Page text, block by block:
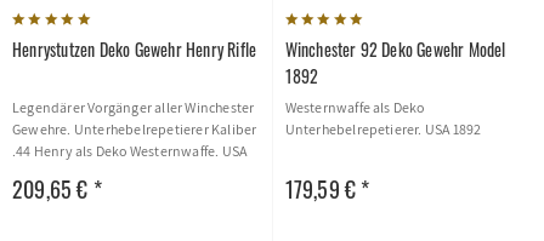
Henrystutzen Deko Gewehr Henry Rifle
Legendärer Vorgänger aller Winchester
Gewehre. Unterhebelrepetierer Kaliber
.44 Henry als Deko Westernwaffe. USA
209,65 € *
Winchester 92 Deko Gewehr Model
1892
Westernwaffe als Deko
Unterhebelrepetierer. USA 1892
179,59 € *